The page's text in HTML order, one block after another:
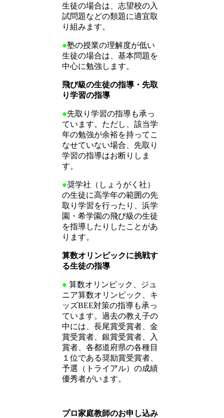
生徒の場合は、志望校の入
試問題などの類題に適宜取
り組みます。
●塾の授業の理解度が低い
生徒の場合は、基本問題を
中心に勉強します。
飛び級の生徒の指導・先取
り学習の指導
●先取り学習の指導も承っ
ています。ただし、該当学
年の勉強が余裕を持ってこ
なせていない場合、先取り
学習の指導はお断りしま
す。
●奨学社（しょうがく社）
の生徒に高学年の範囲の先
取り学習を行ったり、浜学
園・希学園の飛び級の生徒
を指導したりしたことがあ
ります。
算数オリンピックに挑戦す
る生徒の指導
● 算数オリンピック、ジュ
ニア算数オリンピック、キ
ッズBEE対策の指導も承っ
ています。過去の教え子の
中には、長尾賞受賞者、金
賞受賞者、銀賞受賞者、入
賞者、各都道府県の各種目
１位である奨励賞受賞者、
予選（トライアル）の成績
優秀者がいます。
プロ家庭教師のお申し込み